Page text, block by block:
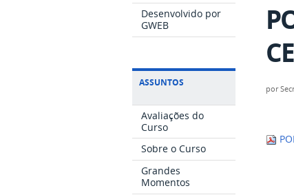
Desenvolvido por
GWEB
ASSUNTOS
Avaliações do
Curso
Sobre o Curso
Grandes
Momentos
por